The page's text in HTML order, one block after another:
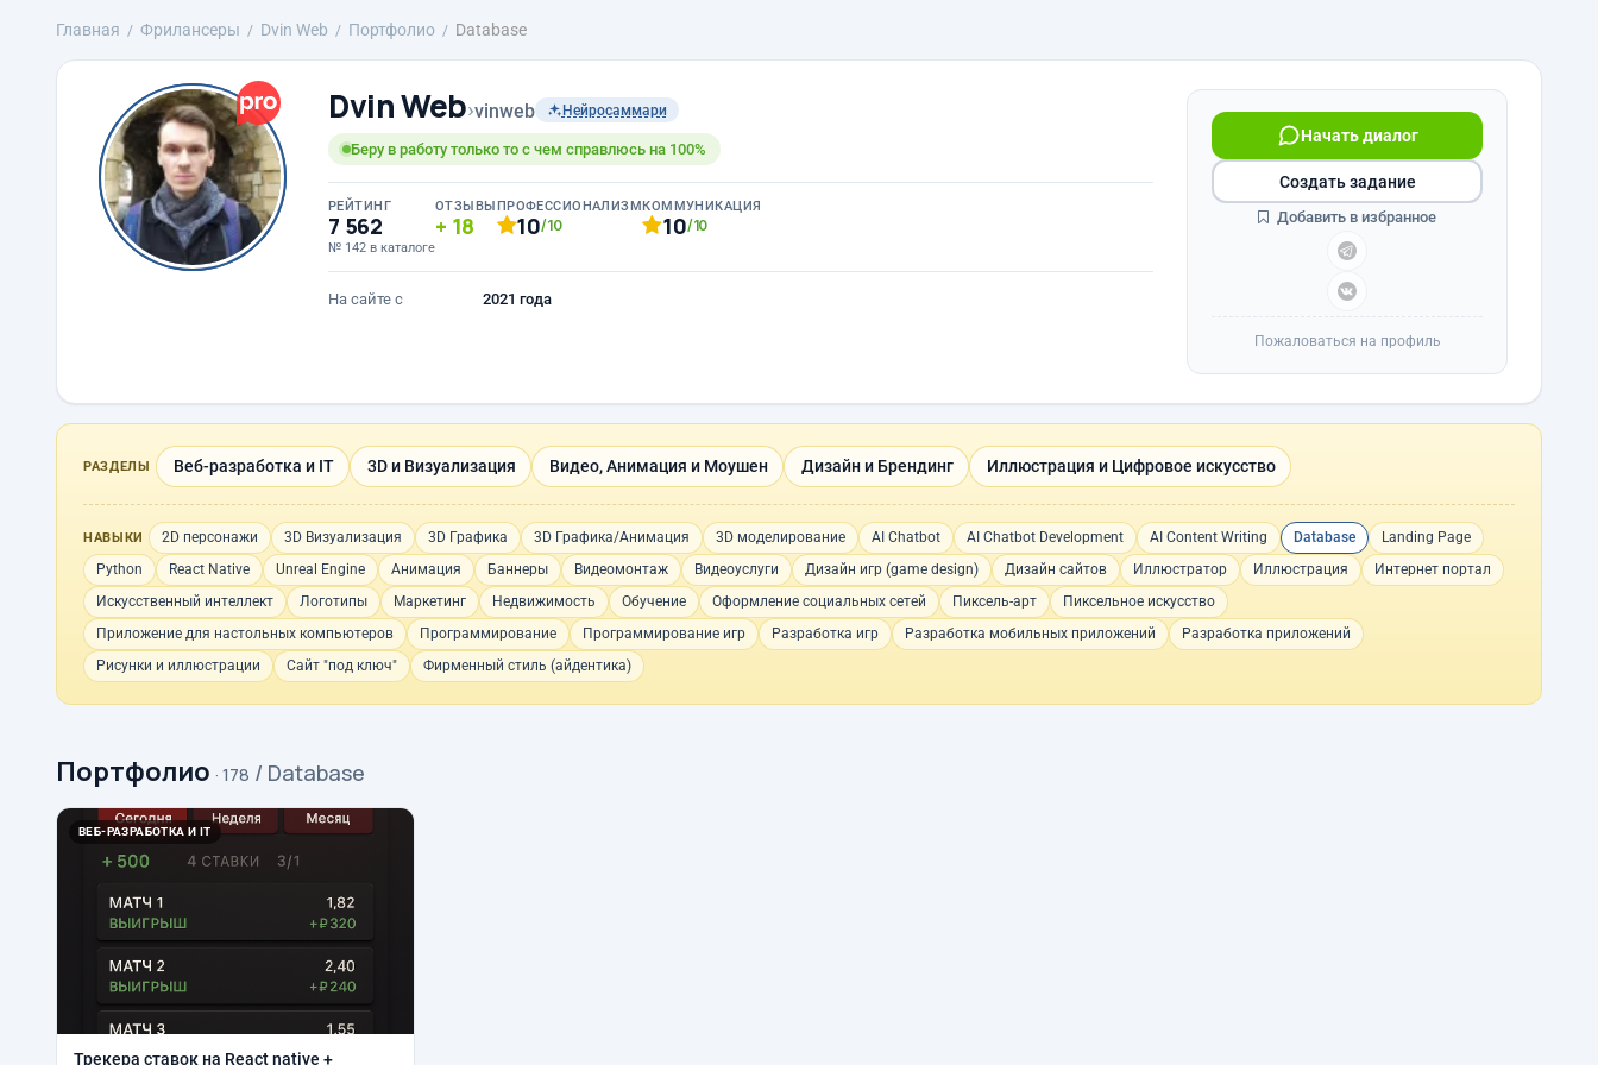
Главная Фрилансеры Dvin Web Портфолио Database
Dvin Web›vinweb Нейросаммари
Беру в работу только то с чем справлюсь на 100%
РЕЙТИНГ
7 562
№ 142 в каталоге
ОТЗЫВЫ
18
ПРОФЕССИОНАЛИЗМ
10/10
КОММУНИКАЦИЯ
10/10
На сайте с 2021 года
Начать диалог
Создать задание
Добавить в избранное
Пожаловаться на профиль
РАЗДЕЛЫ Веб-разработка и IT 3D и Визуализация Видео, Анимация и Моушен Дизайн и Брендинг Иллюстрация и Цифровое искусство
НАВЫКИ 2D персонажи 3D Визуализация 3D Графика 3D Графика/Анимация 3D моделирование AI Chatbot AI Chatbot Development AI Content Writing Database
Landing Page
Python
React Native Unreal Engine Анимация Баннеры Видеомонтаж Видеоуслуги Дизайн игр (game design) Дизайн сайтов Иллюстратор Иллюстрация
Интернет портал
Искусственный интеллект
Логотипы Маркетинг Недвижимость Обучение Оформление социальных сетей Пиксель-арт
Пиксельное искусство
Приложение для настольных компьютеров
Программирование Программирование игр Разработка игр Разработка мобильных приложений
Разработка приложений
Рисунки и иллюстрации
Сайт "под ключ" Фирменный стиль (айдентика)
Портфолио · 178 / Database
ВЕБ-РАЗРАБОТКА И IT
Трекера ставок на React native +